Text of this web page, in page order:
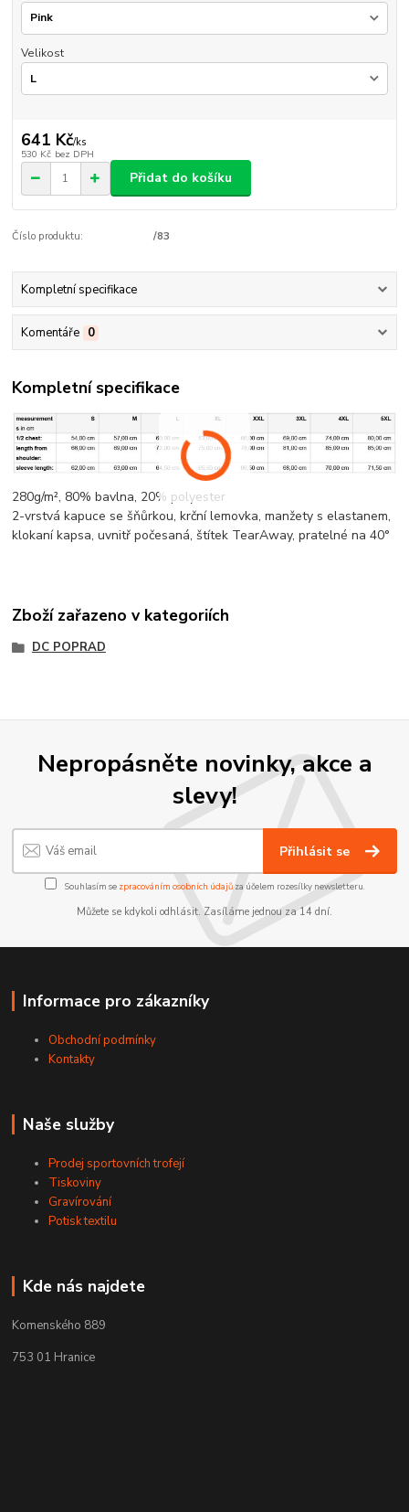
Velikost
641 Kč/ks
530 Kč bez DPH
Přidat do košíku
Číslo produktu: /83
Kompletní specifikace
Komentáře 0
Kompletní specifikace
280g/m², 80%bavlna, 20% polyester
2-vrstvá kapuce se šňůrkou,krční lemovka, manžety s elastanem,
klokaní kapsa, uvnitř počesaná, štítek TearAway, pratelné na 40°
Zboží zařazeno v kategoriích
DC POPRAD
Nepropásněte novinky, akce a
slevy!
Přihlásit se
Souhlasím se zpracováním osobních údajůza účelem rozesílky newsletteru.
Můžete se kdykoli odhlásit. Zasíláme jednou za 14 dní.
Informace pro zákazníky
Obchodní podmínky
Kontakty
Naše služby
Prodej sportovních trofejí
Tiskoviny
Gravírování
Potisk textilu
Kde nás najdete
Komenského 889
753 01 Hranice